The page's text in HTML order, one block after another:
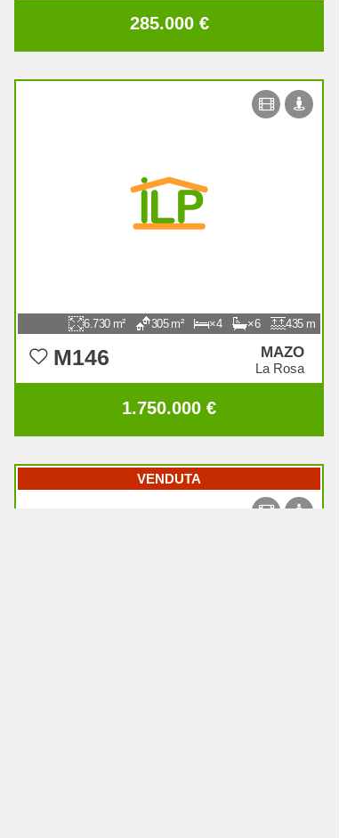
285.000 €
6.730 305 4 6 435
M146 MAZO
La Rosa
1.750.000 €
VENDUTA